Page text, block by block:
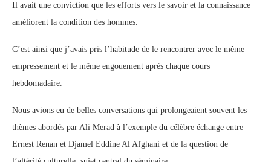
Il avait une conviction que les efforts vers le savoir et la connaissance
améliorent la condition des hommes.
C’est ainsi que j’avais pris l’habitude de le rencontrer avec le même
empressement et le même engouement après chaque cours
hebdomadaire.
Nous avions eu de belles conversations qui prolongeaient souvent les
thèmes abordés par Ali Merad à l’exemple du célèbre échange entre
Ernest Renan et Djamel Eddine Al Afghani et de la question de